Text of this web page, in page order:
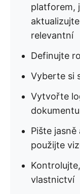
platforem,
relevantní
Definujte
Vyberte si
Vytvořte
dokumentu
Pište
použijte
vlastnictví